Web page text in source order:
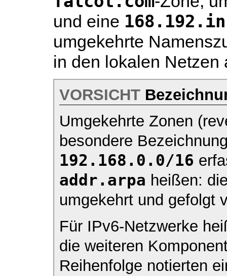
und eine
umgekehrte
in den lokalen Netzen
VORSICHT
Umgekehrte Zonen
besondere
192.168.0.0/16
addr.arpa heißen:
umgekehrt und gefolgt
Für IPv6-Netzwerke
die weiteren
Reihenfolge notierten